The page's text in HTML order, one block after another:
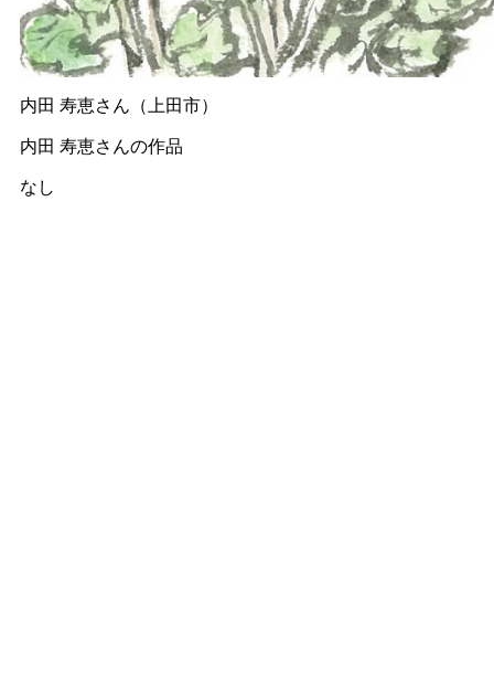
内田 寿恵さん（上田市）
内田 寿恵さんの作品
なし